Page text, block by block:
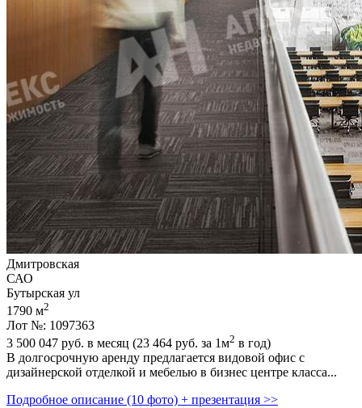
Дмитровская
САО
Бутырская ул
1790 м2
Лот №: 1097363
3 500 047 руб. в месяц (23 464 руб. за 1м2 в год)
В долгосрочную аренду предлагается видовой офис с
дизайнерской отделкой и мебелью в бизнес центре класса...
Подробное описание (10 фото) + презентация >>